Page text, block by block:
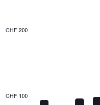
The
categories.
CHF 100
CHF 200